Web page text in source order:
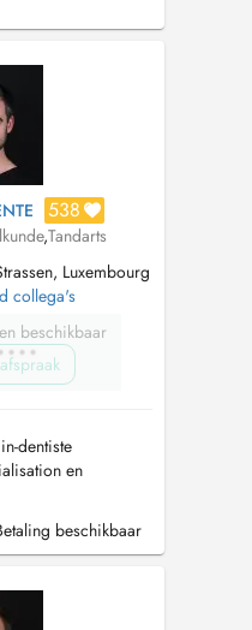
et de la
et des
538
,Tandarts
Luxembourg
collega's
beschikbaar
dentiste
en
Au fil des ans,
et de la
esthétique
qui m...
beschikbaar